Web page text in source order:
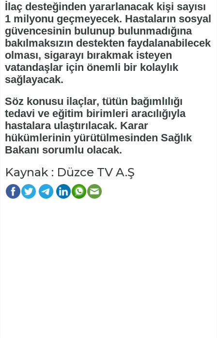
İlaç desteğinden yararlanacak kişi sayısı
1 milyonu geçmeyecek. Hastaların sosyal
güvencesinin bulunup bulunmadığına
bakılmaksızın destekten faydalanabilecek
olması, sigarayı bırakmak isteyen
vatandaşlar için önemli bir kolaylık
sağlayacak.
Söz konusu ilaçlar, tütün bağımlılığı
tedavi ve eğitim birimleri aracılığıyla
hastalara ulaştırılacak. Karar
hükümlerinin yürütülmesinden Sağlık
Bakanı sorumlu olacak.
Kaynak : Düzce TV A.Ş